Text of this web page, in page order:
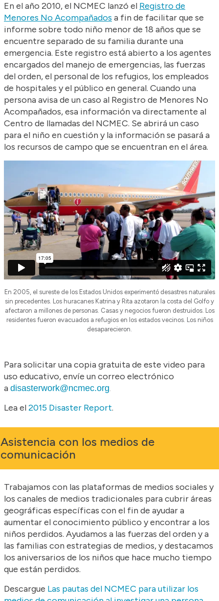
En el año 2010, el NCMEC lanzó el Registro de
Menores No Acompañados a fin de facilitar que se
informe sobre todo niño menor de 18 años que se
encuentre separado de su familia durante una
emergencia. Este registro está abierto a los agentes
encargados del manejo de emergencias, las fuerzas
del orden, el personal de los refugios, los empleados
de hospitales y el público en general. Cuando una
persona avisa de un caso al Registro de Menores No
Acompañados, esa información va directamente al
Centro de llamadas del NCMEC. Se abrirá un caso
para el niño en cuestión y la información se pasará a
los recursos de campo que se encuentran en el área.
En 2005, el sureste de los Estados Unidos experimentó desastres naturales
sin precedentes. Los huracanes Katrina y Rita azotaron la costa del Golfo y
afectaron a millones de personas. Casas y negocios fueron destruidos. Los
residentes fueron evacuados a refugios en los estados vecinos. Los niños
desaparecieron.
Para solicitar una copia gratuita de este video para
uso educativo, envíe un correo electrónico
a disasterwork@ncmec.org.
Lea el2015 Disaster Report.
Asistencia con los medios de
comunicación
Trabajamos con las plataformas de medios sociales y
los canales de medios tradicionales para cubrir áreas
geográficas específicas con el fin de ayudar a
aumentar el conocimiento público y encontrar a los
niños perdidos. Ayudamos a las fuerzas del orden y a
las familias con estrategias de medios, y destacamos
los aniversarios de los niños que hace mucho tiempo
que están perdidos.
Descargue Las pautas del NCMEC para utilizar los